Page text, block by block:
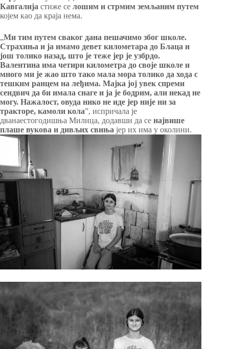
Кавгалија стиже се лошим и стрмим земљаним путем
којем као да краја нема.
„Ми тим путем сваког дана пешачимо због школе.
Страхиња и ја имамо девет километара до Блаца и
још толико назад, што је теже јер је узбрдо.
Валентина има четири километра до своје школе и
много ми је жао што тако мала мора толико да хода с
тешким ранцем на леђима. Мајка јој увек спреми
сендвич да би имала снаге и ја је бодрим, али некад не
могу. Нажалост, овуда нико не иде јер није ни за
тракторе, камоли кола”, испричала је
дванаестогодишња Милица, додавши да се највише
плаше вукова и дивљих свиња јер их има у околини.